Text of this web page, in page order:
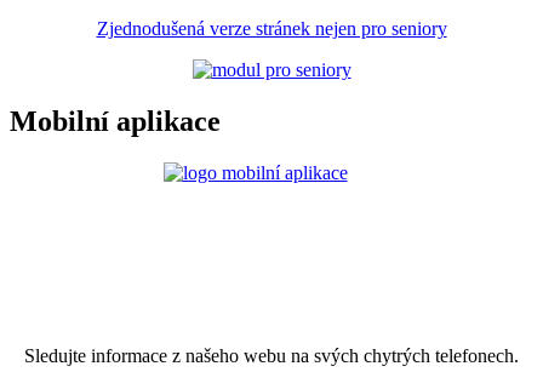
Zjednodušená verze stránek nejen pro seniory
Mobilní aplikace
Sledujte informace z našeho webu na svých chytrých telefonech.